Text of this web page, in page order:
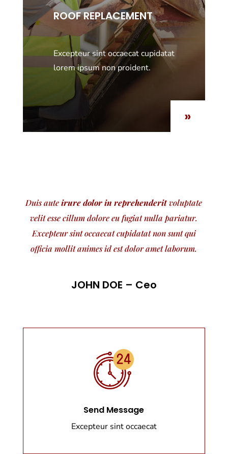
ROOF REPLACEMENT
Excepteur sint occaecat cupidatat
lorem ipsum non proident.
»
Duis auteirure dolor in reprehenderitvoluptate
velit esse cillum dolore eu fugiat nulla pariatur.
Excepteur sint occaecat cupidatat non sunt qui
officia mollit animes id est dolor amet laborum.
JOHN DOE – Ceo
Send Message
Excepteur sint occaecat